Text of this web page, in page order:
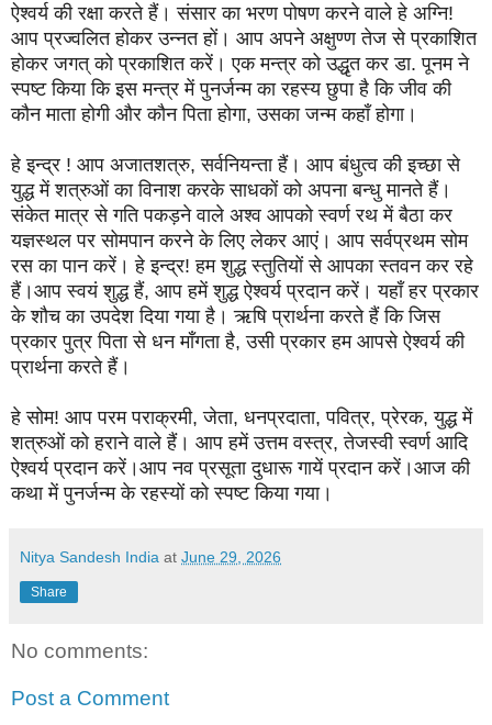
ऐश्वर्य की रक्षा करते हैं। संसार का भरण पोषण करने वाले हे अग्नि!
आप प्रज्वलित होकर उन्नत हों। आप अपने अक्षुण्ण तेज से प्रकाशित
होकर जगत् को प्रकाशित करें। एक मन्त्र को उद्धृत कर डा. पूनम ने
स्पष्ट किया कि इस मन्त्र में पुनर्जन्म का रहस्य छुपा है कि जीव की
कौन माता होगी और कौन पिता होगा, उसका जन्म कहाँ होगा।
हे इन्द्र ! आप अजातशत्रु, सर्वनियन्ता हैं। आप बंधुत्व की इच्छा से
युद्ध में शत्रुओं का विनाश करके साधकों को अपना बन्धु मानते हैं।
संकेत मात्र से गति पकड़ने वाले अश्व आपको स्वर्ण रथ में बैठा कर
यज्ञस्थल पर सोमपान करने के लिए लेकर आएं। आप सर्वप्रथम सोम
रस का पान करें। हे इन्द्र! हम शुद्ध स्तुतियों से आपका स्तवन कर रहे
हैं।आप स्वयं शुद्ध हैं, आप हमें शुद्ध ऐश्वर्य प्रदान करें। यहाँ हर प्रकार
के शौच का उपदेश दिया गया है। ऋषि प्रार्थना करते हैं कि जिस
प्रकार पुत्र पिता से धन माँगता है, उसी प्रकार हम आपसे ऐश्वर्य की
प्रार्थना करते हैं।
हे सोम! आप परम पराक्रमी, जेता, धनप्रदाता, पवित्र, प्रेरक, युद्ध में
शत्रुओं को हराने वाले हैं। आप हमें उत्तम वस्त्र, तेजस्वी स्वर्ण आदि
ऐश्वर्य प्रदान करें।आप नव प्रसूता दुधारू गायें प्रदान करें।आज की
कथा में पुनर्जन्म के रहस्यों को स्पष्ट किया गया।
Nitya Sandesh India at June 29, 2026
Share
No comments:
Post a Comment